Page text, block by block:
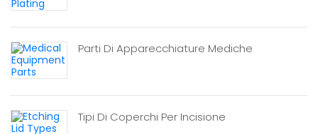
Parti Di Apparecchiature Mediche
Tipi Di Coperchi Per Incisione